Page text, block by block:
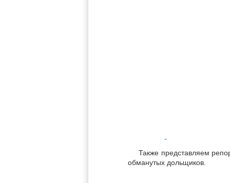
Также представляем
обманутых дольщиков.